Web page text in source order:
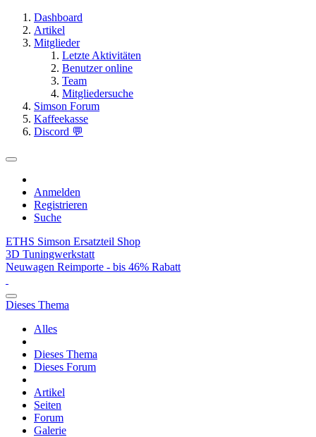
Dashboard
Artikel
Mitglieder
Letzte Aktivitäten
Benutzer online
Team
Mitgliedersuche
Simson Forum
Kaffeekasse
Discord 💬
Anmelden
Registrieren
Suche
ETHS Simson Ersatzteil Shop
3D Tuningwerkstatt
Neuwagen Reimporte - bis 46% Rabatt
Dieses Thema
Alles
Dieses Thema
Dieses Forum
Artikel
Seiten
Forum
Galerie